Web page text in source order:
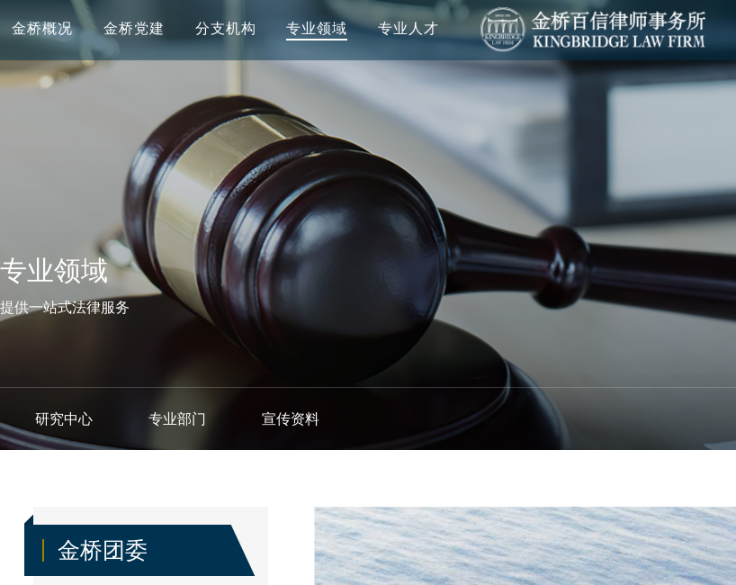
金桥概况 金桥党建 分支机构 专业领域 专业人才
专业领域
提供一站式法律服务
研究中心 专业部门 宣传资料
金桥团委